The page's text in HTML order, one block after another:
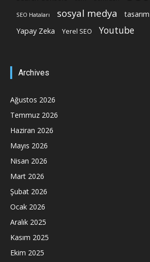
SEO Hataları sosyal medya tasarım
Yapay Zeka Yerel SEO Youtube
Archives
Ağustos 2026
Temmuz 2026
Haziran 2026
Mayıs 2026
Nisan 2026
Mart 2026
Şubat 2026
Ocak 2026
Aralık 2025
Kasım 2025
Ekim 2025